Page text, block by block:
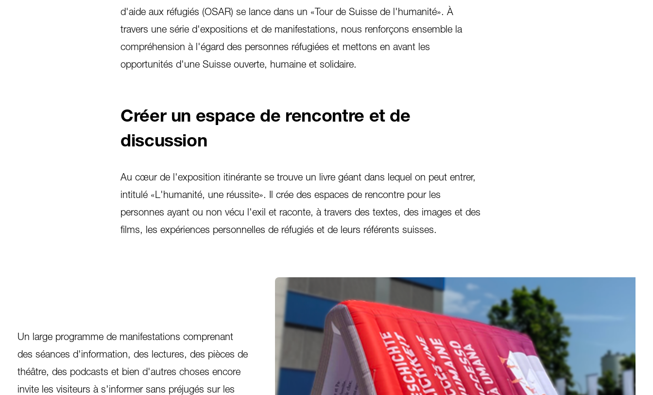
d'aide aux réfugiés (OSAR) se lance dans un «Tour de Suisse de l'humanité». À
travers une série d'expositions et de manifestations, nous renforçons ensemble la
compréhension à l'égard des personnes réfugiées et mettons en avant les
opportunités d'une Suisse ouverte, humaine et solidaire.
Créer un espace de rencontre et de
discussion
Au cœur de l'exposition itinérante se trouve un livre géant dans lequel on peut entrer,
intitulé «L'humanité, une réussite». Il crée des espaces de rencontre pour les
personnes ayant ou non vécu l'exil et raconte, à travers des textes, des images et des
films, les expériences personnelles de réfugiés et de leurs référents suisses.
Un large programme de manifestations comprenant
des séances d'information, des lectures, des pièces de
théâtre, des podcasts et bien d'autres choses encore
invite les visiteurs à s'informer sans préjugés sur les